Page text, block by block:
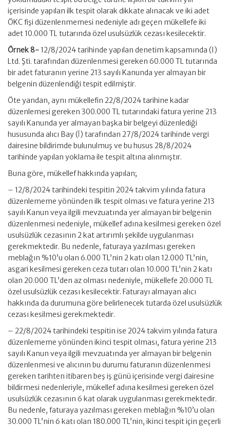
içerisinde yapılan ilk tespit olarak dikkate alınacak ve iki adet
ÖKC fişi düzenlenmemesi nedeniyle adı geçen mükellefe iki
adet 10.000 TL tutarında özel usulsüzlük cezası kesilecektir.
Örnek 8- 12/8/2024 tarihinde yapılan denetim kapsamında (I)
Ltd. Şti. tarafından düzenlenmesi gereken 60.000 TL tutarında
bir adet faturanın yerine 213 sayılı Kanunda yer almayan bir
belgenin düzenlendiği tespit edilmiştir.
Öte yandan, aynı mükellefin 22/8/2024 tarihine kadar
düzenlemesi gereken 300.000 TL tutarındaki fatura yerine 213
sayılı Kanunda yer almayan başka bir belgeyi düzenlediği
hususunda alıcı Bay (İ) tarafından 27/8/2024 tarihinde vergi
dairesine bildirimde bulunulmuş ve bu husus 28/8/2024
tarihinde yapılan yoklama ile tespit altına alınmıştır.
Buna göre, mükellef hakkında yapılan;
– 12/8/2024 tarihindeki tespitin 2024 takvim yılında fatura
düzenlememe yönünden ilk tespit olması ve fatura yerine 213
sayılı Kanun veya ilgili mevzuatında yer almayan bir belgenin
düzenlenmesi nedeniyle, mükellef adına kesilmesi gereken özel
usulsüzlük cezasının 2 kat artırımlı şekilde uygulanması
gerekmektedir. Bu nedenle, faturaya yazılması gereken
meblağın %10’u olan 6.000 TL’nin 2 katı olan 12.000 TL’nin,
asgari kesilmesi gereken ceza tutarı olan 10.000 TL’nin 2 katı
olan 20.000 TL’den az olması nedeniyle, mükellefe 20.000 TL
özel usulsüzlük cezası kesilecektir. Faturayı almayan alıcı
hakkında da durumuna göre belirlenecek tutarda özel usulsüzlük
cezası kesilmesi gerekmektedir.
– 22/8/2024 tarihindeki tespitin ise 2024 takvim yılında fatura
düzenlememe yönünden ikinci tespit olması, fatura yerine 213
sayılı Kanun veya ilgili mevzuatında yer almayan bir belgenin
düzenlenmesi ve alıcının bu durumu faturanın düzenlenmesi
gereken tarihten itibaren beş iş günü içerisinde vergi dairesine
bildirmesi nedenleriyle, mükellef adına kesilmesi gereken özel
usulsüzlük cezasının 6 kat olarak uygulanması gerekmektedir.
Bu nedenle, faturaya yazılması gereken meblağın %10’u olan
30.000 TL’nin 6 katı olan 180.000 TL’nin, ikinci tespit için geçerli